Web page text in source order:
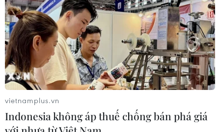
vietnamplus.vn
Indonesia không áp thuế chống bán phá giá